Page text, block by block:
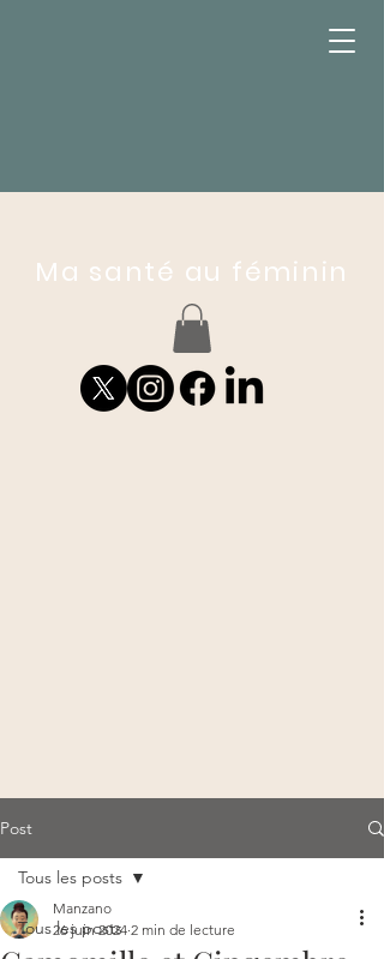
Ma santé au féminin
Post
Tous les posts
Tous les posts
Manzano
26 juin 2024 2 min de lecture